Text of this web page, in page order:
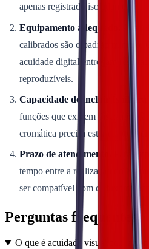
apenas registrado isoladamente.
Equipamento adequado.
A
calibrados são o padrão mínimo.
acuidade digital entregam
reproduzíveis.
Capacidade de incluir Ishihara
funções que exigem
cromática precisa estar disponível.
Prazo de atendimento.
Para
tempo entre a realização do
ser compatível com o fluxo de
Perguntas frequentes
O que é acuidade visual